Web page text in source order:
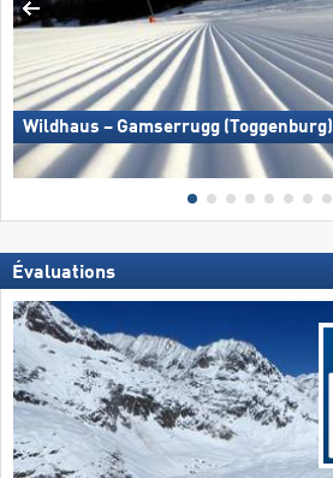
Wildhaus – Gamserrugg (Toggenburg)
Évaluations